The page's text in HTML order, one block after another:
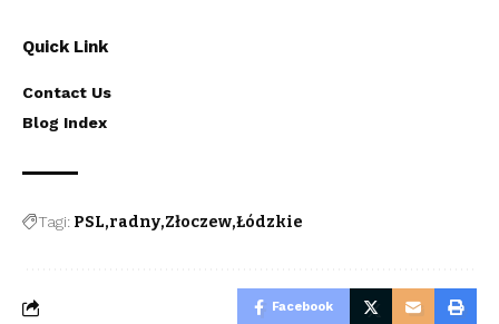
Quick Link
Contact Us
Blog Index
Tagi: PSL radny Złoczew Łódzkie
Facebook